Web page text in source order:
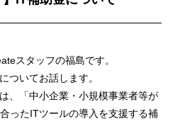
スタッフの福島です。
ついてお話します。
、「中小企業・小規模事業者等が
ったITツールの導入を支援する補